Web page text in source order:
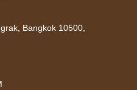
Bangkok 10500,